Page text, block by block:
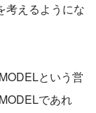
考えるようにな
という営
であれ